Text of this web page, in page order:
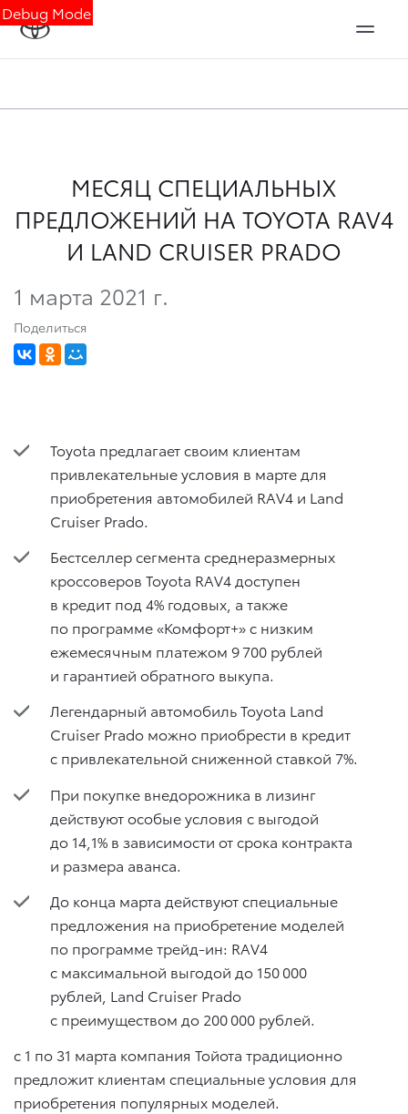
Debug Mode
МЕСЯЦ СПЕЦИАЛЬНЫХ
ПРЕДЛОЖЕНИЙ НА TOYOTA RAV4
И LAND CRUISER PRADO
1 марта 2021 г.
Поделиться
Toyota предлагает своим клиентам
привлекательные условия в марте для
приобретения автомобилей RAV4 и Land
Cruiser Prado.
Бестселлер сегмента среднеразмерных
кроссоверов Toyota RAV4 доступен
в кредит под 4% годовых, а также
по программе «Комфорт+» с низким
ежемесячным платежом 9 700 рублей
и гарантией обратного выкупа.
Легендарный автомобиль Toyota Land
Cruiser Prado можно приобрести в кредит
с привлекательной сниженной ставкой 7%.
При покупке внедорожника в лизинг
действуют особые условия с выгодой
до 14,1% в зависимости от срока контракта
и размера аванса.
До конца марта действуют специальные
предложения на приобретение моделей
по программе трейд-ин: RAV4
с максимальной выгодой до 150 000
рублей, Land Cruiser Prado
с преимуществом до 200 000 рублей.
с 1 по 31 марта компания Тойота традиционно
предложит клиентам специальные условия для
приобретения популярных моделей.